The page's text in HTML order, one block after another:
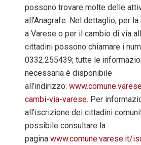
possono trovare molte delle
all’Anagrafe. Nel dettaglio, per
a Varese o per il cambio di via
cittadini possono chiamare i
0332.255439; tutte le
necessaria è disponibile
all’indirizzo:
cambi-via-varese. Per
all’iscrizione dei cittadini
possibile consultare la
paginawww.comune.varese.it/